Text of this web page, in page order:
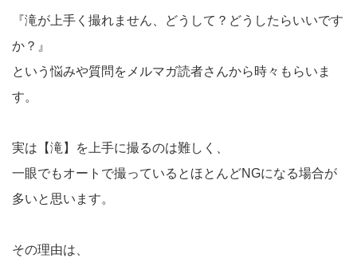
『滝が上手く撮れません、どうして？どうしたらいいです
か？』
という悩みや質問をメルマガ読者さんから時々もらいま
す。
実は【滝】を上手に撮るのは難しく、
一眼でもオートで撮っているとほとんどNGになる場合が
多いと思います。
その理由は、